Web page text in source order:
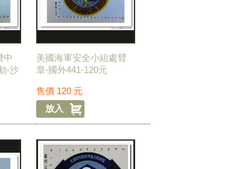
中
-沙
美國海軍安全小組處臂
章-國外441-120元
售價 120 元